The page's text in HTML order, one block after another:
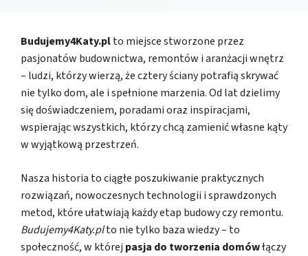
Budujemy4Katy.plto miejsce stworzone przez
pasjonatów budownictwa, remontów i aranżacji wnętrz
– ludzi, którzy wierzą, że cztery ściany potrafią skrywać
nie tylko dom, ale i spełnione marzenia. Od lat dzielimy
się doświadczeniem, poradami oraz inspiracjami,
wspierając wszystkich, którzy chcą zamienić własne kąty
w wyjątkową przestrzeń.
Nasza historia to ciągłe poszukiwanie praktycznych
rozwiązań, nowoczesnych technologii i sprawdzonych
metod, które ułatwiają każdy etap budowy czy remontu.
Budujemy4Katy.plto nie tylko baza wiedzy – to
społeczność, w której pasja do tworzenia domówłączy